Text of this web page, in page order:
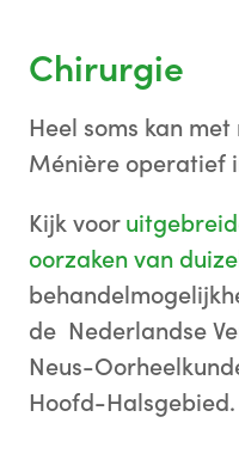
Chirurgie
Heel soms kan
Ménière operatief
Kijk voor
oorzaken van
de Nederlandse
Neus-
Hoofd-Halsgebied.